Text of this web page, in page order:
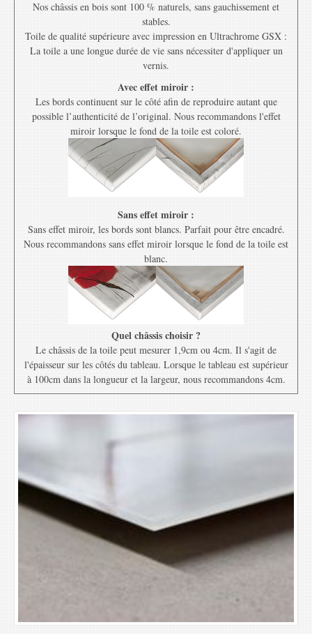
Nos châssis en bois sont 100 % naturels, sans gauchissement et
stables.
Toile de qualité supérieure avec impression en Ultrachrome GSX :
La toile a une longue durée de vie sans nécessiter d'appliquer un
vernis.
Avec effet miroir :
Les bords continuent sur le côté afin de reproduire autant que
possible l’authenticité de l’original. Nous recommandons l'effet
miroir lorsque le fond de la toile est coloré.
Sans effet miroir :
Sans effet miroir, les bords sont blancs. Parfait pour être encadré.
Nous recommandons sans effet miroir lorsque le fond de la toile est
blanc.
Quel châssis choisir ?
Le châssis de la toile peut mesurer 1,9cm ou 4cm. Il s'agit de
l'épaisseur sur les côtés du tableau. Lorsque le tableau est supérieur
à 100cm dans la longueur et la largeur, nous recommandons 4cm.